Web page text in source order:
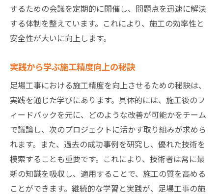
するための会議を定期的に開催し、問題点を迅速に解決
する体制を整えています。これにより、施工の効率性と
安全性が大いに向上します。
実践から学ぶ施工精度向上の秘訣
足場工事における施工精度を向上させるための秘訣は、
実践を通じた学びにあります。具体的には、施工後のフ
ィードバックを元に、どのような改善が可能かをチーム
で議論し、次のプロジェクトに活かす取り組みが求めら
れます。また、過去の成功事例を研究し、優れた技術を
模索することも重要です。これにより、技術者は常に最
新の知識を吸収し、適用することで、施工の質を高める
ことができます。継続的な学習と実践が、足場工事の施